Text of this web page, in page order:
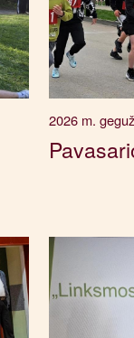
2026 m.